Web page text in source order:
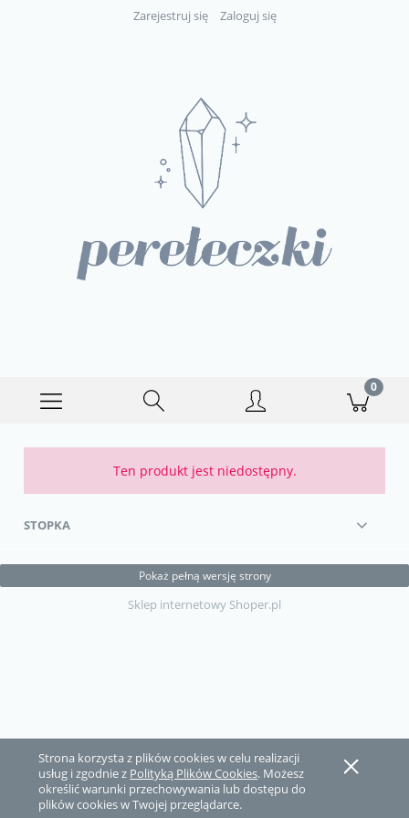
Strona korzysta z plików cookies w celu realizacji
usług i zgodnie z Polityką Plików Cookies. Możesz
określić warunki przechowywania lub dostępu do
plików cookies w Twojej przeglądarce.
Zarejestruj się Zaloguj się
Ten produkt jest niedostępny.
STOPKA
Pokaż pełną wersję strony
Sklep internetowy Shoper.pl